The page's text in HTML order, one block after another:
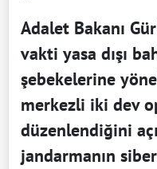
Adalet Bakanı
vakti yasa dışı
şebekelerine
merkezli iki dev
düzenlendiğini
jandarmanın